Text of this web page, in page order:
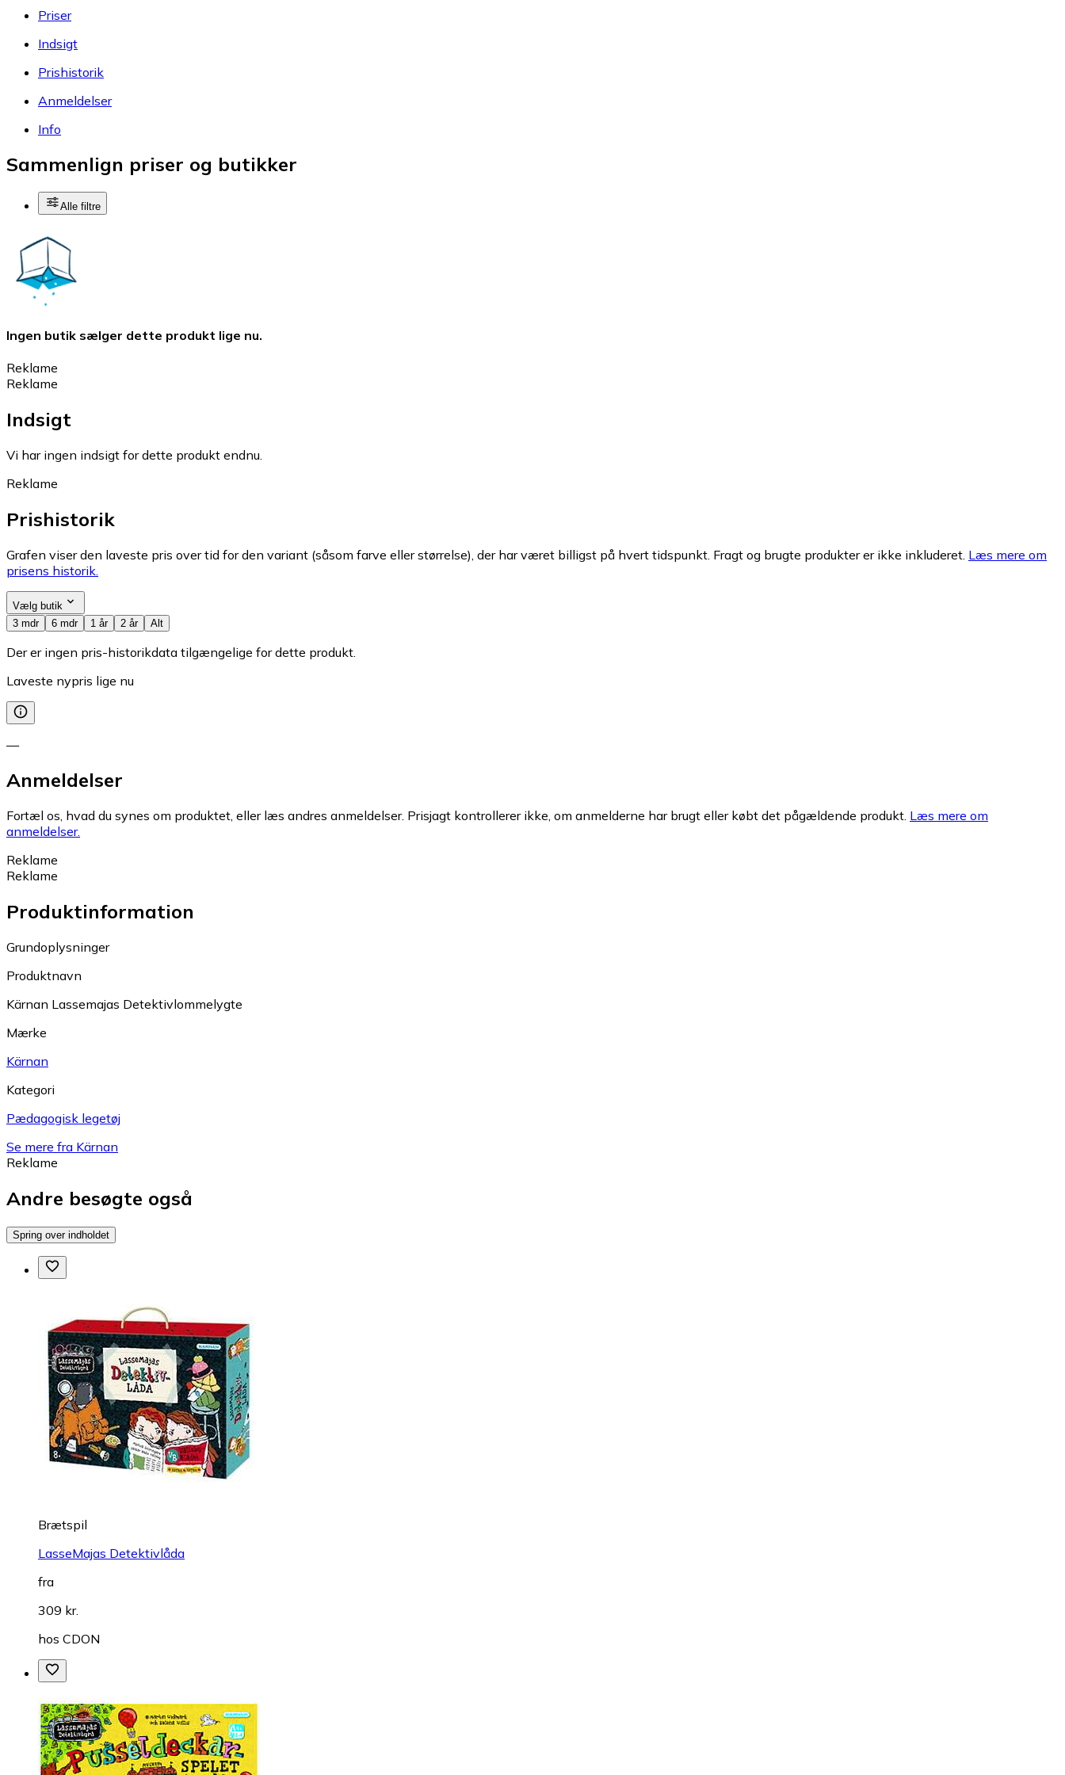
Priser
Indsigt
Prishistorik
Anmeldelser
Info
Sammenlign priser og butikker
Alle filtre
Ingen butik sælger dette produkt lige nu.
Reklame
Reklame
Indsigt
Vi har ingen indsigt for dette produkt endnu.
Reklame
Prishistorik
Grafen viser den laveste pris over tid for den variant (såsom farve eller størrelse), der har været billigst på hvert tidspunkt. Fragt og brugte produkter er ikke inkluderet. Læs mere om
prisens historik.
Vælg butik
3 mdr
6 mdr 1 år 2 år Alt
Der er ingen pris-historikdata tilgængelige for dette produkt.
Laveste nypris lige nu
—
Anmeldelser
Fortæl os, hvad du synes om produktet, eller læs andres anmeldelser. Prisjagt kontrollerer ikke, om anmelderne har brugt eller købt det pågældende produkt. Læs mere om
anmeldelser.
Reklame
Reklame
Produktinformation
Grundoplysninger
Produktnavn
Kärnan Lassemajas Detektivlommelygte
Mærke
Kärnan
Kategori
Pædagogisk legetøj
Se mere fra Kärnan
Reklame
Andre besøgte også
Spring over indholdet
Brætspil
LasseMajas Detektivlåda
fra
309 kr.
hos CDON